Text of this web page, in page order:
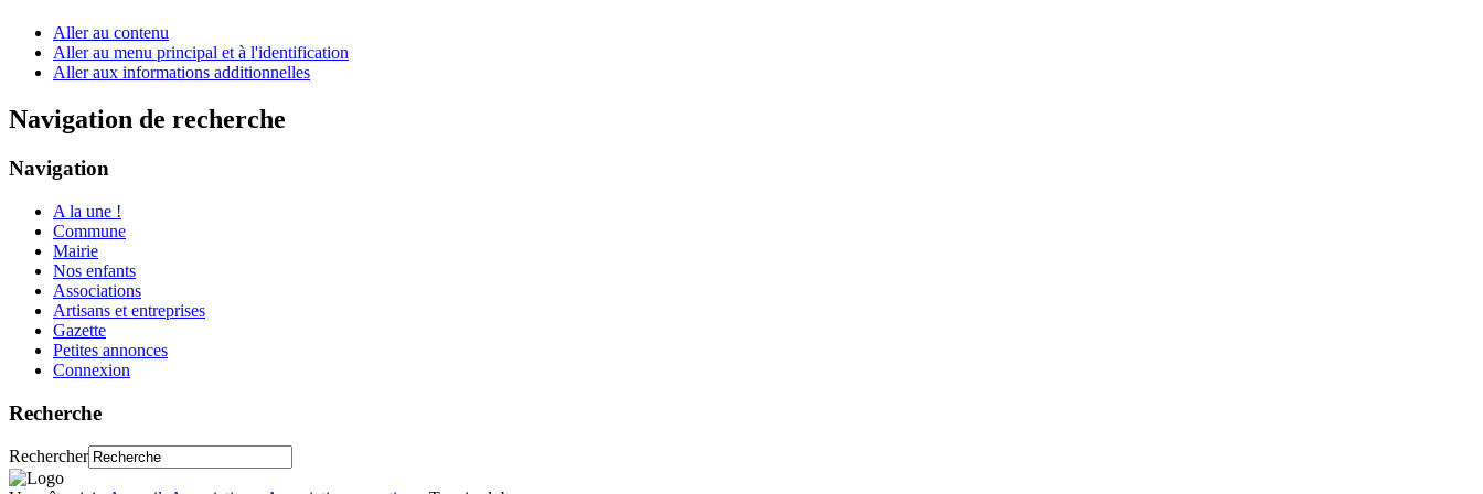
Aller au contenu
Aller au menu principal et à l'identification
Aller aux informations additionnelles
Navigation de recherche
Navigation
A la une !
Commune
Mairie
Nos enfants
Associations
Artisans et entreprises
Gazette
Petites annonces
Connexion
Recherche
Rechercher